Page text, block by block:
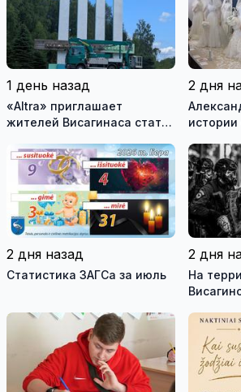
1 день назад
«Altra» приглашает
жителей Висагинаса стать
обновлённой стелы
2 дня
истории
2 дня назад
Статистика ЗАГСа за июль
2 дня
На
учения